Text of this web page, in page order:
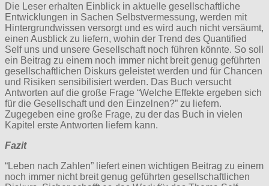
Die Leser erhalten Einblick in aktuelle gesellschaftliche
Entwicklungen in Sachen Selbstvermessung, werden mit
Hintergrundwissen versorgt und es wird auch nicht versäumt,
einen Ausblick zu liefern, wohin der Trend des Quantified
Self uns und unsere Gesellschaft noch führen könnte. So soll
ein Beitrag zu einem noch immer nicht breit genug geführten
gesellschaftlichen Diskurs geleistet werden und für Chancen
und Risiken sensibilisiert werden. Das Buch versucht
Antworten auf die große Frage “Welche Effekte ergeben sich
für die Gesellschaft und den Einzelnen?” zu liefern.
Zugegeben eine große Frage, zu der das Buch in vielen
Kapitel erste Antworten liefern kann.
Fazit
“Leben nach Zahlen” liefert einen wichtigen Beitrag zu einem
noch immer nicht breit genug geführten gesellschaftlichen